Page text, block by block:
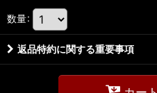
数量:
返品特約に関する重要事項